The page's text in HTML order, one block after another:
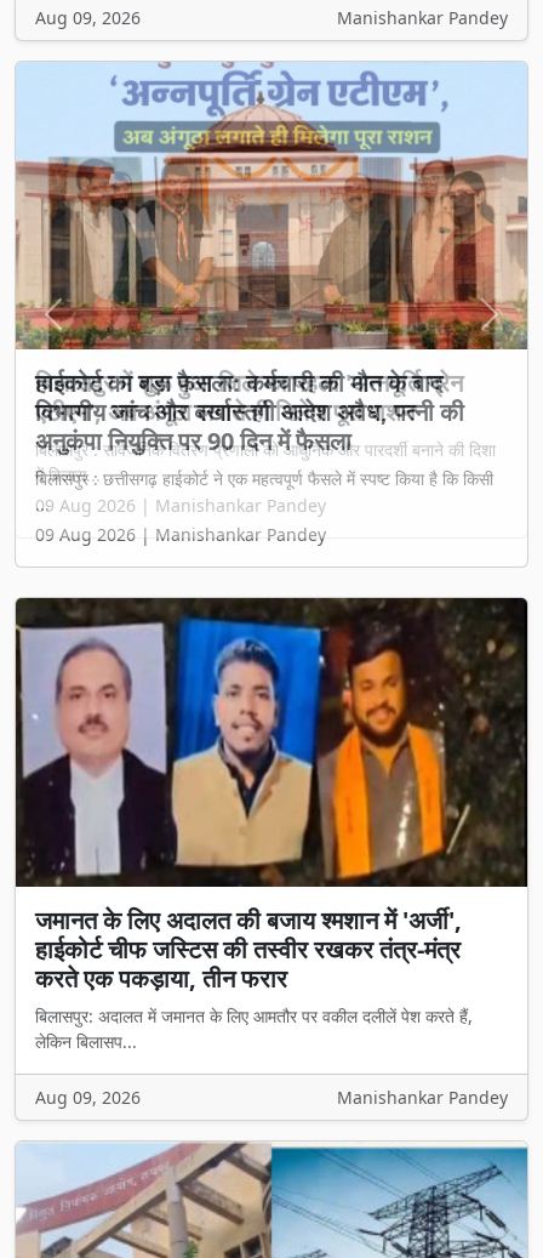
Aug 09, 2026 Manishankar Pandey
बिलासपुर में शुरू हुआ जिले का पहला 'अन्नपूर्ति ग्रेन
एटीएम', अब अंगूठा लगाते ही मिलेगा पूरा राशन
बिलासपुर : सार्वजनिक वितरण प्रणाली को आधुनिक और पारदर्शी बनाने की दिशा
में बिलास...
09 Aug 2026 | Manishankar Pandey
Previous Next
जमानत के लिए अदालत की बजाय श्मशान में 'अर्जी',
हाईकोर्ट चीफ जस्टिस की तस्वीर रखकर तंत्र-मंत्र
करते एक पकड़ाया, तीन फरार
बिलासपुर: अदालत में जमानत के लिए आमतौर पर वकील दलीलें पेश करते हैं,
लेकिन बिलासप...